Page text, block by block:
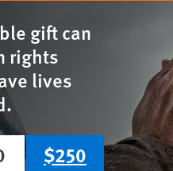
gift can
rights
lives
$250